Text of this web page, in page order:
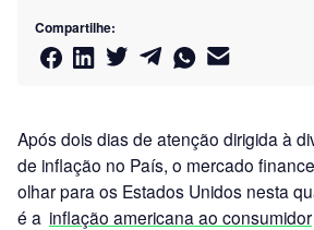
Compartilhe:
Após dois dias de atenção dirigida à
de inflação no País, o mercado
olhar para os Estados Unidos nesta
é a inflação americana ao consumidor